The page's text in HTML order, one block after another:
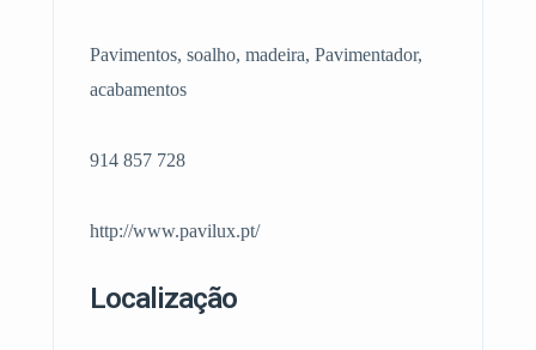
Pavimentos, soalho, madeira, Pavimentador,
acabamentos
914 857 728
http://www.pavilux.pt/
Localização